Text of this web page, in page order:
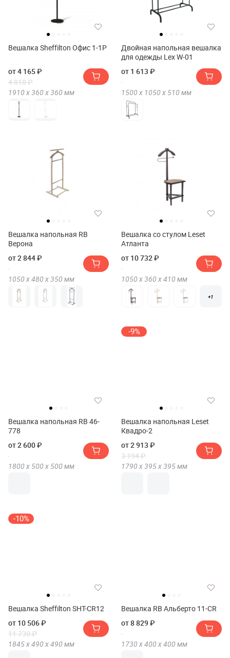
Вешалка Sheffilton Офис 1-1Р
от 4 165 ₽
4 818 ₽
1910 х360 х360 мм
Двойная напольная вешалка
для одежды Lex W-01
от 1 613 ₽
1500 х 1050 х 510 мм
Вешалка напольная RB
Верона
от 2 844 ₽
1050 х480 х350 мм
Вешалка со стулом Leset
Атланта
от 10 732 ₽
1050 х360 х410 мм
+1
Вешалка напольная RB 46-
778
от 2 600 ₽
1800 х 500 х 500 мм
-9%
Вешалка напольная Leset
Квадро-2
от 2 913 ₽
3 194 ₽
1790 х395 х395мм
-10%
Вешалка Sheffilton SHT-CR12
от 10 506 ₽
11 730 ₽
1845 х490 х490 мм
Вешалка RB Альберто 11-CR
от 8 829 ₽
1730 х400 х400 мм